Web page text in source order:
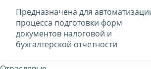
Организации
платят
налоги
Предназначена для
процесса подготовки форм
документов налоговой и
бухгалтерской отчетности